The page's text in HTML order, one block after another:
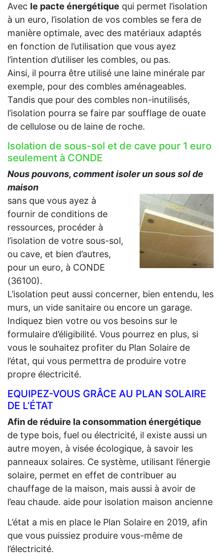
Avec le pacte énergétique qui permet l’isolation
à un euro, l’isolation de vos combles se fera de
manière optimale, avec des matériaux adaptés
en fonction de l’utilisation que vous ayez
l’intention d’utiliser les combles, ou pas.
Ainsi, il pourra être utilisé une laine minérale par
exemple, pour des combles aménageables.
Tandis que pour des combles non-inutilisés,
l’isolation pourra se faire par soufflage de ouate
de cellulose ou de laine de roche.
Isolation de sous-sol et de cave pour 1 euro
seulement à CONDE
Nous pouvons, comment isoler un sous sol de
maison
sans que vous ayez à
fournir de conditions de
ressources, procéder à
l’isolation de votre sous-sol,
ou cave, et bien d’autres,
pour un euro, à CONDE
(36100).
L’isolation peut aussi concerner, bien entendu, les
murs, un vide sanitaire ou encore un garage.
Indiquez bien votre ou vos besoins sur le
formulaire d’éligibilité. Vous pourrez en plus, si
vous le souhaitez profiter du Plan Solaire de
l’état, qui vous permettra de produire votre
propre électricité.
EQUIPEZ-VOUS GRÂCE AU PLAN SOLAIRE
DE L’ÉTAT
Afin de réduire la consommation énergétique
de type bois, fuel ou électricité, il existe aussi un
autre moyen, à visée écologique, à savoir les
panneaux solaires. Ce système, utilisant l’énergie
solaire, permet en effet de contribuer au
chauffage de la maison, mais aussi à avoir de
l’eau chaude. aide pour isolation maison ancienne
L’état a mis en place le Plan Solaire en 2019, afin
que vous puissiez produire vous-même de
l’électricité.